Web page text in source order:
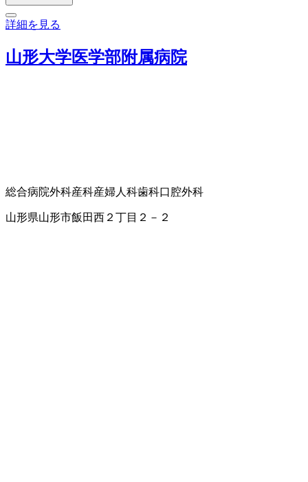
詳細を見る
山形大学医学部附属病院
総合病院外科産科産婦人科歯科口腔外科
山形県山形市飯田西２丁目２－２